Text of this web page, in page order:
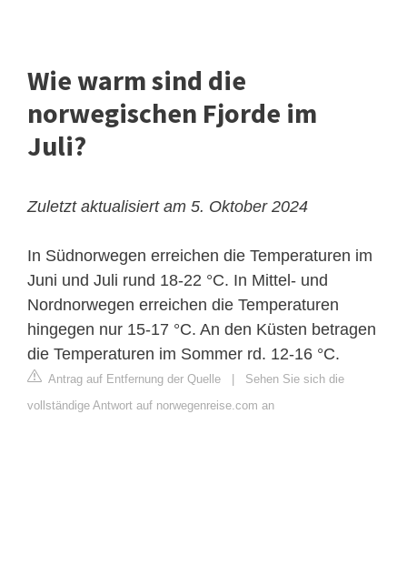
Wie warm sind die
norwegischen Fjorde im
Juli?
Zuletzt aktualisiert am 5. Oktober 2024
In Südnorwegen erreichen die Temperaturen im
Juni und Juli rund 18-22 °C. In Mittel- und
Nordnorwegen erreichen die Temperaturen
hingegen nur 15-17 °C. An den Küsten betragen
die Temperaturen im Sommer rd. 12-16 °C.
Antrag auf Entfernung der Quelle
Sehen Sie sich die
vollständige Antwort auf norwegenreise.com an